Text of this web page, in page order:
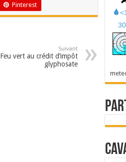
Pinterest
Suivant
Feu vert au crédit d’impôt
glyphosate